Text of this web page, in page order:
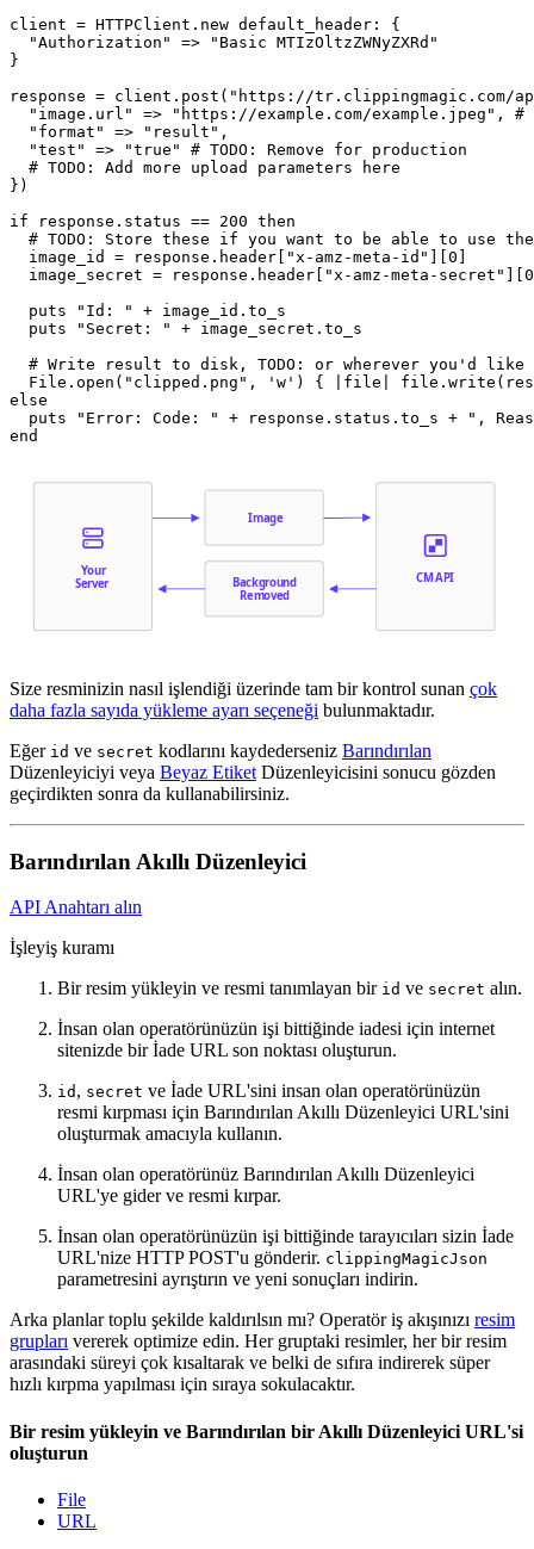
client = HTTPClient.new default_header: {
  "Authorization" => "Basic MTIzOltzZWNyZXRd"
}
response = client.post("https://tr.clippingmagic.com/
"image.url" => "https://example.com/example.jpeg",
  "format" => "result",
  "test" => "true" # TODO: Remove for production
  # TODO: Add more upload parameters here
})
if response.status == 200 then
# TODO: Store these if you want to be able to use
  image_id = response.header["x-amz-meta-id"][0]
image_secret = response.header["x-amz-meta-
  puts "Id: " + image_id.to_s
  puts "Secret: " + image_secret.to_s
  # Write result to disk, TODO: or wherever you'd like
File.open("clipped.png", 'w') { |file|
else
puts "Error: Code: " + response.status.to_s + ",
Your
Server
Image
Background
Removed
CM API
Size resminizin nasıl işlendiği üzerinde tam bir kontrol sunan çok
daha fazla sayıda yükleme ayarı seçeneği bulunmaktadır.
Eğer id ve secret kodlarını kaydederseniz Barındırılan
Düzenleyiciyi veya Beyaz Etiket Düzenleyicisini sonucu gözden
geçirdikten sonra da kullanabilirsiniz.
Barındırılan Akıllı Düzenleyici
API Anahtarı alın
İşleyiş kuramı
Bir resim yükleyin ve resmi tanımlayan bir id ve secret alın.
İnsan olan operatörünüzün işi bittiğinde iadesi için internet
sitenizde bir İade URL son noktası oluşturun.
id , secret ve İade URL'sini insan olan operatörünüzün
resmi kırpması için Barındırılan Akıllı Düzenleyici URL'sini
oluşturmak amacıyla kullanın.
İnsan olan operatörünüz Barındırılan Akıllı Düzenleyici
URL'ye gider ve resmi kırpar.
İnsan olan operatörünüzün işi bittiğinde tarayıcıları sizin İade
URL'nize HTTP POST'u gönderir. clippingMagicJson
parametresini ayrıştırın ve yeni sonuçları indirin.
Arka planlar toplu şekilde kaldırılsın mı? Operatör iş akışınızı resim
grupları vererek optimize edin. Her gruptaki resimler, her bir resim
arasındaki süreyi çok kısaltarak ve belki de sıfıra indirerek süper
hızlı kırpma yapılması için sıraya sokulacaktır.
Bir resim yükleyin ve Barındırılan bir Akıllı Düzenleyici URL'si
oluşturun
File
URL